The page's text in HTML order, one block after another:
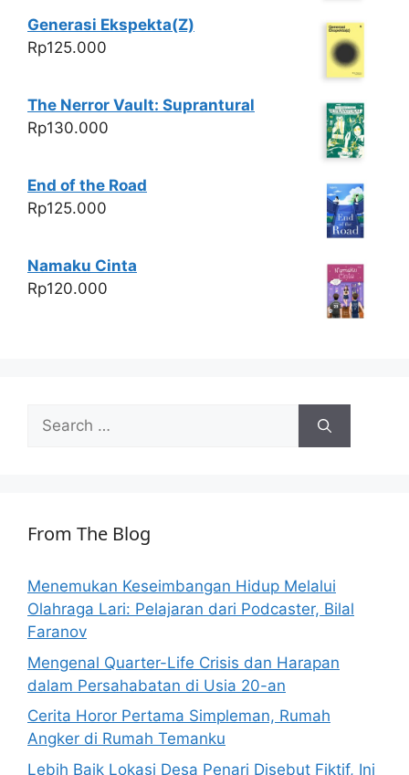
Generasi Ekspekta(Z)
Rp125.000
The Nerror Vault: Suprantural
Rp130.000
End of the Road
Rp125.000
Namaku Cinta
Rp120.000
Search
for:
From The Blog
Menemukan Keseimbangan Hidup Melalui
Olahraga Lari: Pelajaran dari Podcaster, Bilal
Faranov
Mengenal Quarter-Life Crisis dan Harapan
dalam Persahabatan di Usia 20-an
Cerita Horor Pertama Simpleman, Rumah
Angker di Rumah Temanku
Lebih Baik Lokasi Desa Penari Disebut Fiktif, Ini